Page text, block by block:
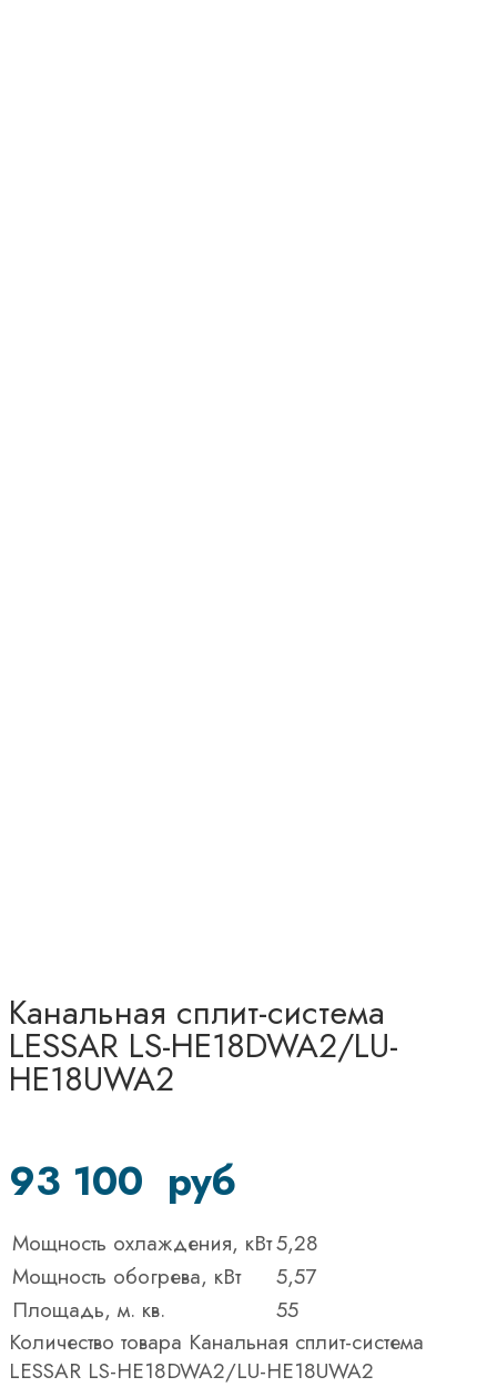
Канальная сплит-система
LESSAR LS-HE18DWA2/LU-
HE18UWA2
93 100 руб
Мощность охлаждения, кВт5,28
Мощность обогрева, кВт
5,57
Площадь, м. кв.
55
Количество товара Канальная сплит-система
LESSAR LS-HE18DWA2/LU-HE18UWA2